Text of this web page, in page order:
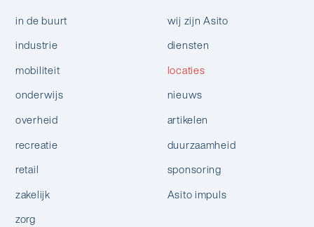
in de buurt
industrie
mobiliteit
onderwijs
overheid
recreatie
retail
zakelijk
zorg
wij zijn Asito
diensten
locaties
nieuws
artikelen
duurzaamheid
sponsoring
Asito impuls